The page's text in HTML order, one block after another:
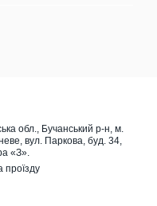
обл., Бучанський р-н, м.
вул. Паркова, буд. 34,
«З».
проїзду